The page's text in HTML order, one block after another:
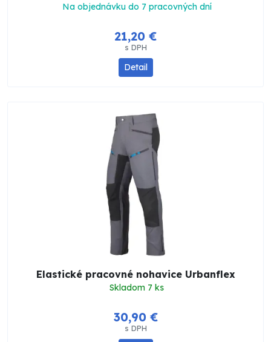
Na objednávku do 7 pracovných dní
21,20 €
s DPH
Detail
Elastické pracovné nohavice Urbanflex
Skladom 7 ks
30,90 €
s DPH